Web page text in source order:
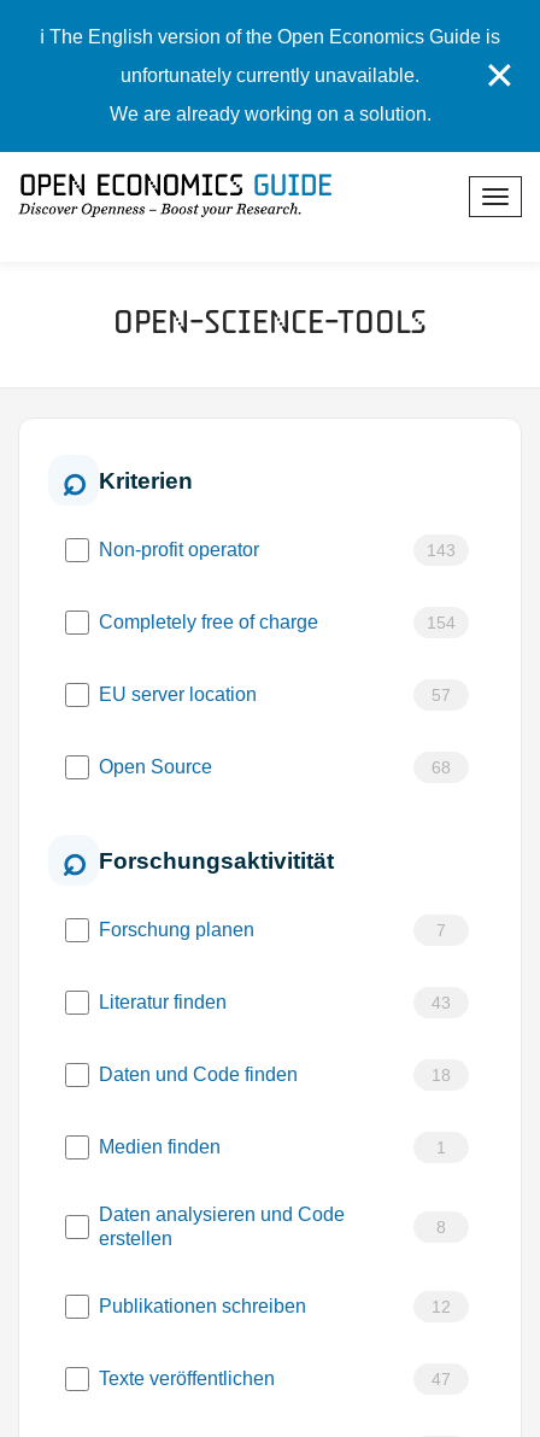
ℹ️ The English version of the Open Economics Guide is
unfortunately currently unavailable.
We are already working on a solution.
✕
Open-Science-Tools
Kriterien
Non-profit operator 143
Completely free of charge 154
EU server location 57
Open Source 68
Forschungsaktivitität
Forschung planen 7
Literatur finden 43
Daten und Code finden 18
Medien finden 1
Daten analysieren und Code
erstellen
8
Publikationen schreiben 12
Texte veröffentlichen 47